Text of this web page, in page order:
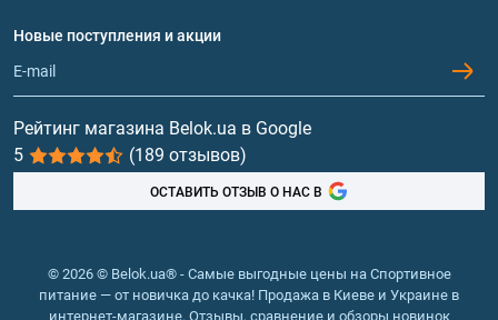
Обмен и возврат
Протеин
Гейнеры
Витамины и минералы
Рыбий жир, жирные кислоты
Новые поступления и акции
Рейтинг магазина Belok.ua в Google
5
(189 отзывов)
ОСТАВИТЬ ОТЗЫВ О НАС В
© 2026 © Belok.ua® - Самые выгодные цены на Спортивное
питание — от новичка до качка! Продажа в Киеве и Украине в
интернет-магазине. Отзывы, сравнение и обзоры новинок